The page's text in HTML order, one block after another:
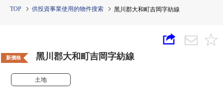
TOP 供投資事業使用的物件搜索 黑川郡大和町吉岡字紡線
新價格 黑川郡大和町吉岡字紡線
土地